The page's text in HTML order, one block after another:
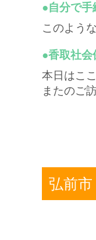
●自分で手
このよう
●香取社会
本日はこ
またのご
弘前市